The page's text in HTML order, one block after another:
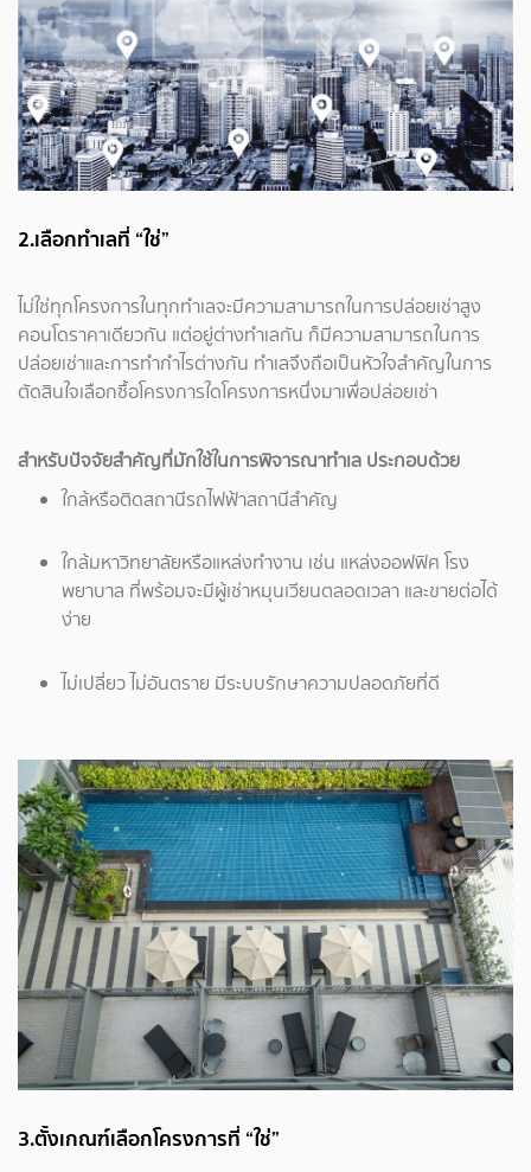
2.เลือกทำเลที่ “ใช่”
ไม่ใช่ทุกโครงการในทุกทำเลจะมีความสามารถในการปล่อยเช่าสูง
คอนโดราคาเดียวกัน แต่อยู่ต่างทำเลกัน ก็มีความสามารถในการ
ปล่อยเช่าและการทำกำไรต่างกัน ทำเลจึงถือเป็นหัวใจสำคัญในการ
ตัดสินใจเลือกซื้อโครงการใดโครงการหนึ่งมาเพื่อปล่อยเช่า
สำหรับปัจจัยสำคัญที่มักใช้ในการพิจารณาทำเล ประกอบด้วย
ใกล้หรือติดสถานีรถไฟฟ้าสถานีสำคัญ
ใกล้มหาวิทยาลัยหรือแหล่งทำงาน เช่น แหล่งออฟฟิศ โรง
พยาบาล ที่พร้อมจะมีผู้เช่าหมุนเวียนตลอดเวลา และขายต่อได้
ง่าย
ไม่เปลี่ยว ไม่อันตราย มีระบบรักษาความปลอดภัยที่ดี
3.ตั้งเกณฑ์เลือกโครงการที่ “ใช่”